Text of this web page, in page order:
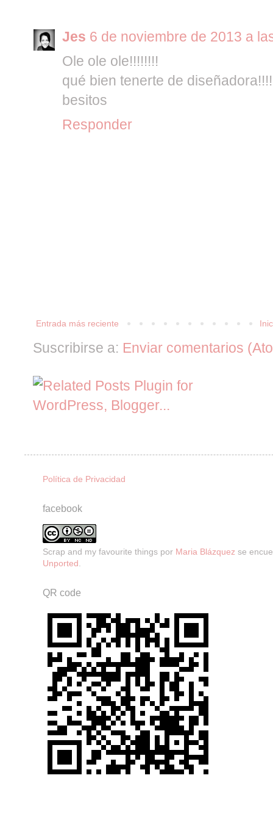
Jes 6 de noviembre de 2013 a
Ole ole ole!!!!!!!!
qué bien tenerte de
besitos
Responder
Entrada más reciente
Suscribirse a: Enviar comentarios
Política de Privacidad
facebook
Scrap and my favourite things por Maria Blázquez se
Unported.
QR code